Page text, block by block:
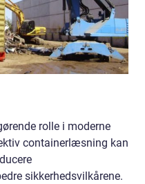
rolle i moderne
containerlæsning kan
sikkerhedsvilkårene.